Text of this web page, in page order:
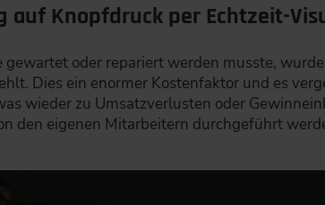
auf Knopfdruck per Echtzeit-
gewartet oder repariert werden musste,
Dies ein enormer Kostenfaktor und es
wieder zu Umsatzverlusten oder
den eigenen Mitarbeitern durchgeführt